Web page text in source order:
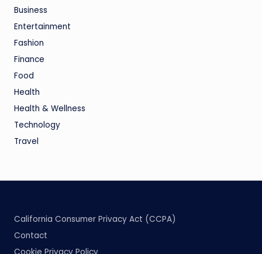
Business
Entertainment
Fashion
Finance
Food
Health
Health & Wellness
Technology
Travel
California Consumer Privacy Act (CCPA)
Contact